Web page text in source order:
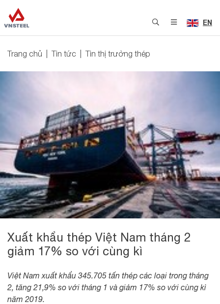
EN
Trang chủ Tin tức Tin thị trường thép
Xuất khẩu thép Việt Nam tháng 2
giảm 17% so với cùng kì
Việt Nam xuất khẩu 345.705 tấn thép các loại trong tháng
2, tăng 21,9% so với tháng 1 và giảm 17% so với cùng kì
năm 2019.